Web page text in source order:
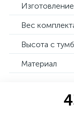
Изготовление
Вес
Высота с
Материал